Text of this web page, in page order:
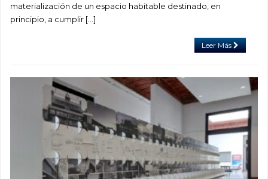
materialización de un espacio habitable destinado, en
principio, a cumplir […]
Leer Más